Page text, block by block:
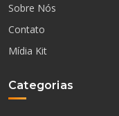
Sobre Nós
Contato
Mídia Kit
Categorias